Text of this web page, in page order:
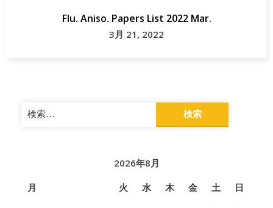
Flu. Aniso. Papers List 2022 Mar.
3月 21, 2022
検
索:
2026年8月
月
火 水 木 金 土
日